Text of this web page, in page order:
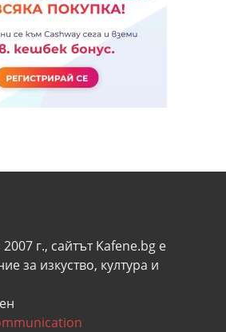
г., сайтът Kafene.bg e
за изкуство, култура и